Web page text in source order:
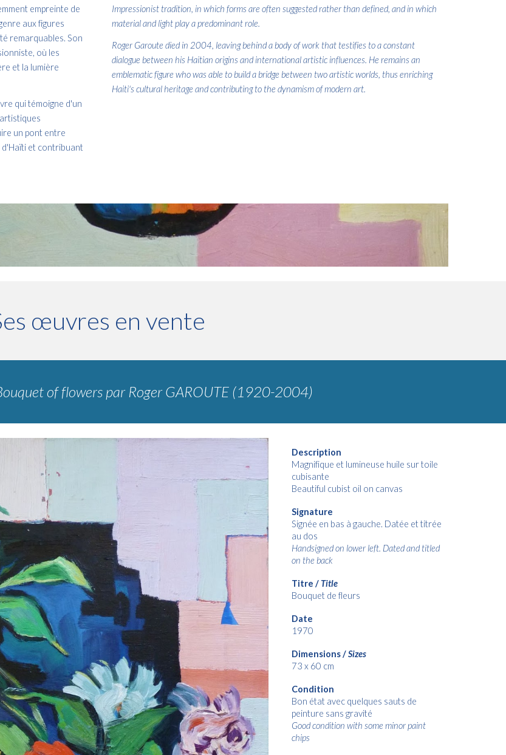
empreinte de
aux figures
remarquables. Son
où les
et la lumière
qui témoigne d'un
un pont entre
d'Haïti et contribuant
Impressionist tradition, in which forms are often suggested rather than defined, and in which
material and light play a predominant role.
Roger Garoute died in 2004, leaving behind a body of work that testifies to a constant
dialogue between his Haitian origins and international artistic influences. He remains an
emblematic figure who was able to build a bridge between two artistic worlds, thus enriching
Haiti's cultural heritage and contributing to the dynamism of modern art.
œuvres en vente
of flowers par Roger GAROUTE (1920-2004)
Description
Magnifique et lumineuse huile sur toile
cubisante
Beautiful cubist oil on canvas
Signature
Signée en bas à gauche. Datée et titrée
au dos
Handsigned on lower left. Dated and titled
on the back
Titre / Title
Bouquet de fleurs
Date
1970
Dimensions /Sizes
73 x 60 cm
Condition
Bon état avec quelques sauts de
peinture sans gravité
Good condition with some minor paint
chips